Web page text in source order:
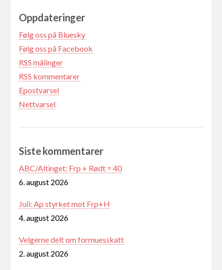
Oppdateringer
Følg oss på Bluesky
Følg oss på Facebook
RSS målinger
RSS kommentarer
Epostvarsel
Nettvarsel
Siste kommentarer
ABC/Altinget: Frp + Rødt = 40
6. august 2026
Juli: Ap styrket mot Frp+H
4. august 2026
Velgerne delt om formuesskatt
2. august 2026